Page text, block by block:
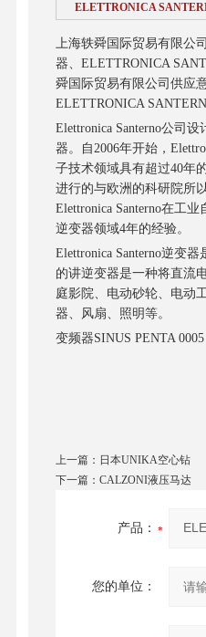
ELETTRONICA
上海轶舜国际贸易有限公
器、ELETTRONICA
舜国际贸易有限公司供应
ELETTRONICA
Elettronica Santerno公司
器。自2006年开始，
子技术领域具有超过40年
进行的与欧洲的科研院所
Elettronica Santerno在工
逆变器领域4年的经验。
Elettronica Santerno逆变
的讲逆变器是一种将直流
庭影院、电动砂轮、电动
器、风扇、照明等。
变频器SINUS PENTA 0005
上一篇： 日本UNIKA空心钻
下一篇： CALZONI液压马达
产品：
您的单位：